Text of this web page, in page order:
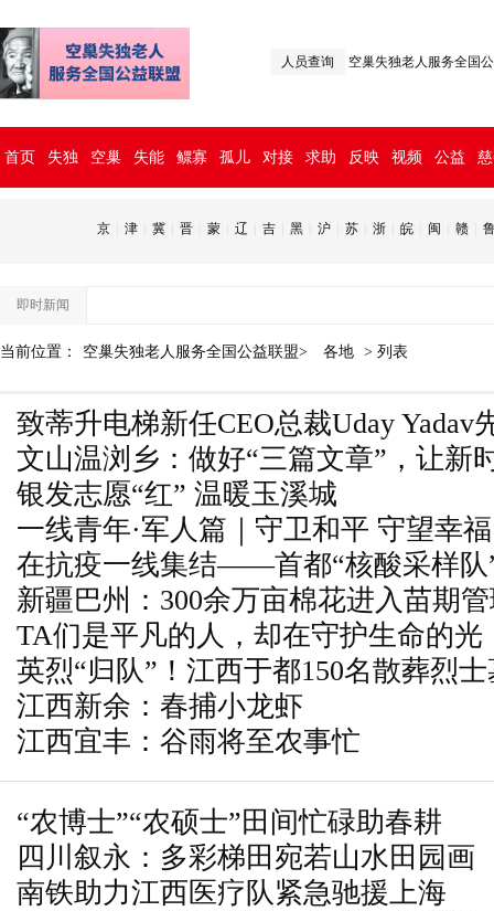
人员查询 空巢失独老人服务全国
首页 失独 空巢 失能 鳏寡 孤儿 对接 求助 反映 视频 公益
京 津 冀 晋 蒙 辽 吉 黑 沪 苏 浙 皖 闽 赣
即时新闻
当前位置： 空巢失独老人服务全国公益联盟> 各地 > 列表
致蒂升电梯新任CEO总裁Uday Yadav
英文）
文山温浏乡：做好“三篇文章”，让新
遍地开花
银发志愿“红” 温暖玉溪城
一线青年·军人篇｜守卫和平 守望幸福
在抗疫一线集结——首都“核酸采样队
新疆巴州：300余万亩棉花进入苗期
TA们是平凡的人，却在守护生命的光
英烈“归队”！江西于都150名散葬烈
江西新余：春捕小龙虾
江西宜丰：谷雨将至农事忙
“农博士”“农硕士”田间忙碌助春耕
四川叙永：多彩梯田宛若山水田园画
南铁助力江西医疗队紧急驰援上海